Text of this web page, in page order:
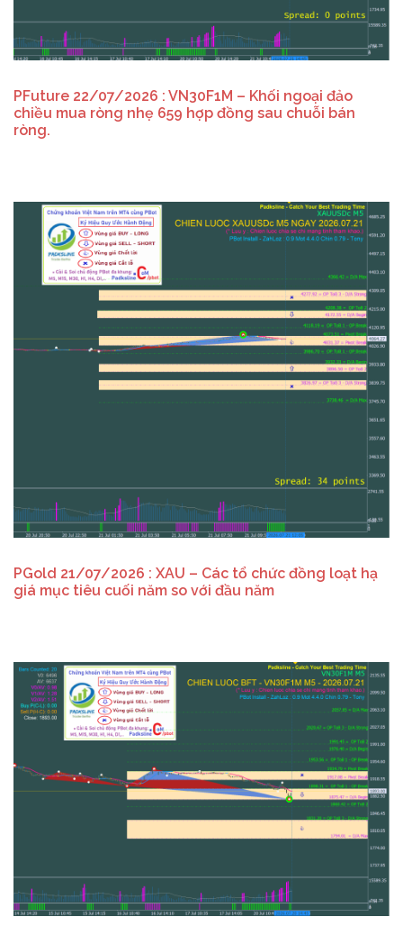
PFuture 22/07/2026 : VN30F1M – Khối ngoại đảo
chiều mua ròng nhẹ 659 hợp đồng sau chuỗi bán
ròng.
PGold 21/07/2026 : XAU – Các tổ chức đồng loạt hạ
giá mục tiêu cuối năm so với đầu năm